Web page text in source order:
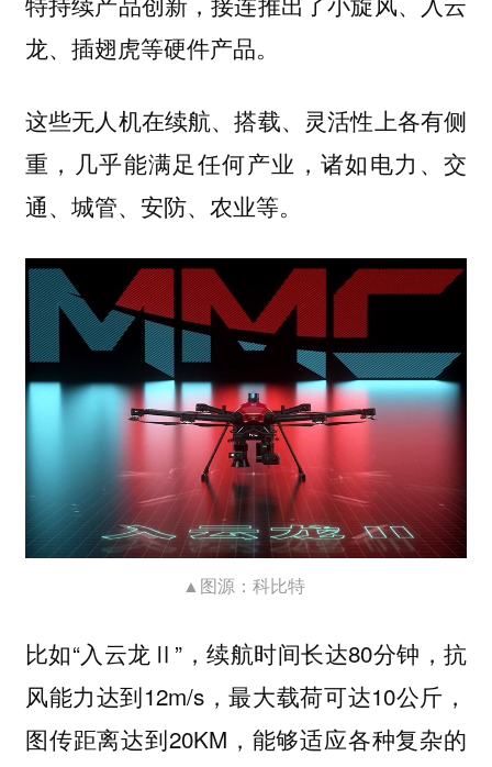
龙、插翅虎等硬件产品。
这些无人机在续航、搭载、灵活性上各有侧
重，几乎能满足任何产业，诸如电力、交
通、城管、安防、农业等。
▲图源：科比特
比如“入云龙Ⅱ”，续航时间长达80分钟，抗
风能力达到12m/s，最大载荷可达10公斤，
图传距离达到20KM，能够适应各种复杂的